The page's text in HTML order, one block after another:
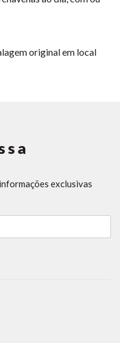
original em local
exclusivas